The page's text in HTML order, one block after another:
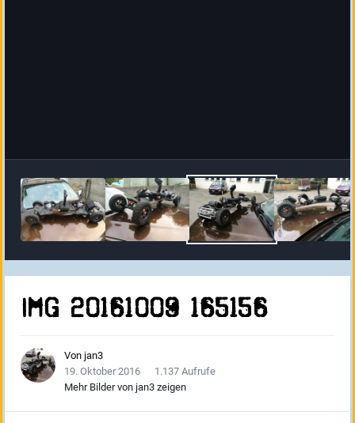
IMG 20161009 165156
Von jan3
19. Oktober 2016
1.137 Aufrufe
Mehr Bilder von jan3 zeigen